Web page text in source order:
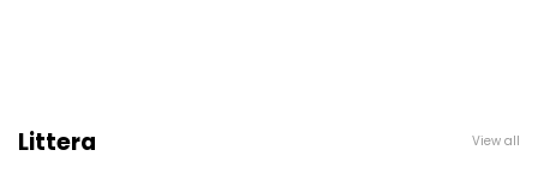
Littera View all